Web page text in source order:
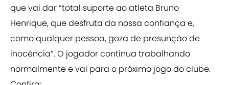
que vai dar “total suporte ao atleta Bruno
Henrique, que desfruta da nossa confiança e,
como qualquer pessoa, goza de presunção de
inocência”. O jogador continua trabalhando
normalmente e vai para o próximo jogo do clube.